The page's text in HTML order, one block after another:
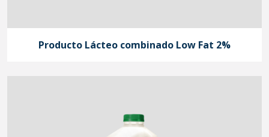
Producto Lácteo combinado Low Fat 2%